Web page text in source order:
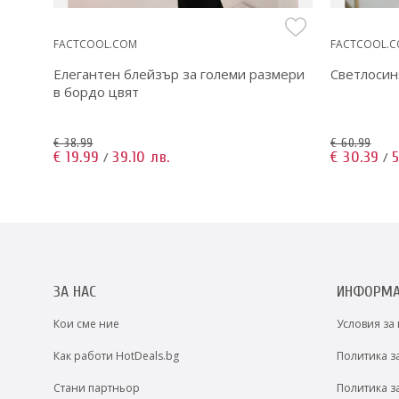
FACTCOOL.COM
Елегантен блейзър за големи размери
в бордо цвят
€ 38.99
€ 19.99 / 39.10 лв.
€ 60.99
€ 30.39 /
ЗА НАС
Кои сме ние
Как работи HotDeals.bg
Стани партньор
Условия за
Политика
Политика